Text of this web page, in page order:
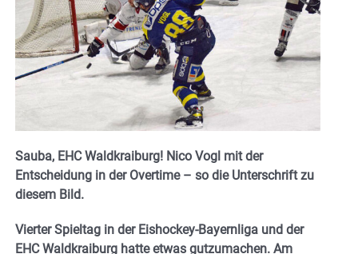
Sauba, EHC Waldkraiburg! Nico Vogl mit der
Entscheidung in der Overtime – so die Unterschrift zu
diesem Bild.
Vierter Spieltag in der Eishockey-Bayernliga und der
EHC Waldkraiburg hatte etwas gutzumachen. Am